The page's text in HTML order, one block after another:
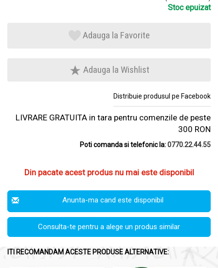
Stoc epuizat
Adauga la Favorite
Adauga la Wishlist
Distribuie produsul pe Facebook
LIVRARE GRATUITA in tara pentru comenzile de peste
300 RON
Poti comanda si telefonic la:0770.22.44.55
Din pacate acest produs nu mai este disponibil
Anunta-ma cand este disponibil
Consulta-te pentru a alege un produs similar
ITI RECOMANDAM ACESTE PRODUSE ALTERNATIVE: